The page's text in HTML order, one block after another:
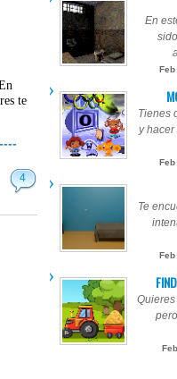
te
4
En
Feb
Tienes
y
Feb
Te
Feb